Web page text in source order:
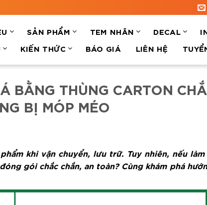
SẢN PHẨM TEM NHÃN DECAL
KIẾN THỨC BÁO GIÁ LIÊN HỆ
BẰNG THÙNG CARTON
BỊ MÓP MÉO
khi vận chuyển, lưu trữ. Tuy nhiên, nếu làm
gói chắc chắn, an toàn? Cùng khám phá